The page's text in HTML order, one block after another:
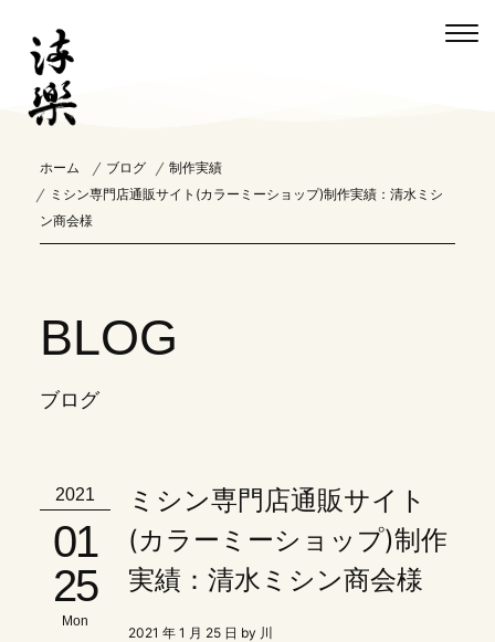
ホーム ブログ
制作実績
ミシン専門店通販サイト(カラーミーショップ)制作実績：清水ミシ
ン商会様
BLOG
ブログ
2021
01
25
Mon
ミシン専門店通販サイト
(カラーミーショップ)制作
実績：清水ミシン商会様
2021 年 1 月 25 日 by 川